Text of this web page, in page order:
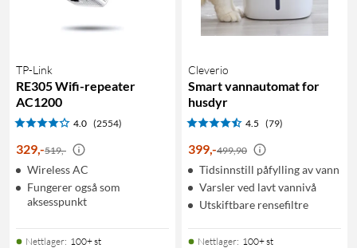
TP-Link
RE305 Wifi-repeater
AC1200
4.0 (2554)
329,-519,-
Wireless AC
Fungerer også som
aksesspunkt
Nettlager: 100+ st
Cleverio
Smart vannautomat for
husdyr
4.5 (79)
399,-499,90
Tidsinnstill påfylling av vann
Varsler ved lavt vannivå
Utskiftbare rensefiltre
Nettlager: 100+ st